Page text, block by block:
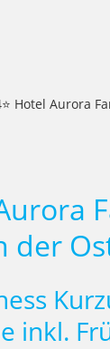
Hotel Aurora
der
inkl.